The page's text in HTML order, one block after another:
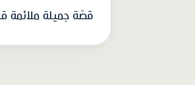
قصّة جميلة ملائمة